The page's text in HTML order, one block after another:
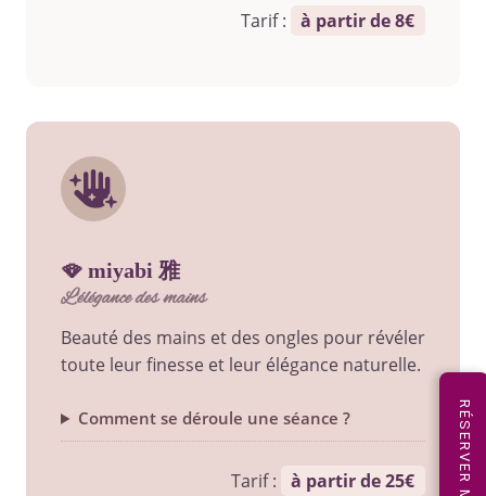
Tarif : à partir de 8€
🪭 miyabi 雅
l’élégance des mains
Beauté des mains et des ongles pour révéler
toute leur finesse et leur élégance naturelle.
Comment se déroule une séance ?
Tarif : à partir de 25€